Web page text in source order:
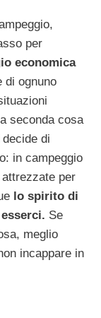
per
economica
di ognuno
seconda cosa
di
in campeggio
per
lo spirito di
Se
meglio
incappare in